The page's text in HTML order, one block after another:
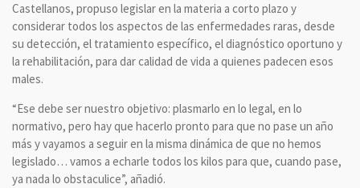
Castellanos, propuso legislar en la materia a corto plazo y
considerar todos los aspectos de las enfermedades raras, desde
su detección, el tratamiento específico, el diagnóstico oportuno y
la rehabilitación, para dar calidad de vida a quienes padecen esos
males.
“Ese debe ser nuestro objetivo: plasmarlo en lo legal, en lo
normativo, pero hay que hacerlo pronto para que no pase un año
más y vayamos a seguir en la misma dinámica de que no hemos
legislado… vamos a echarle todos los kilos para que, cuando pase,
ya nada lo obstaculice”, añadió.